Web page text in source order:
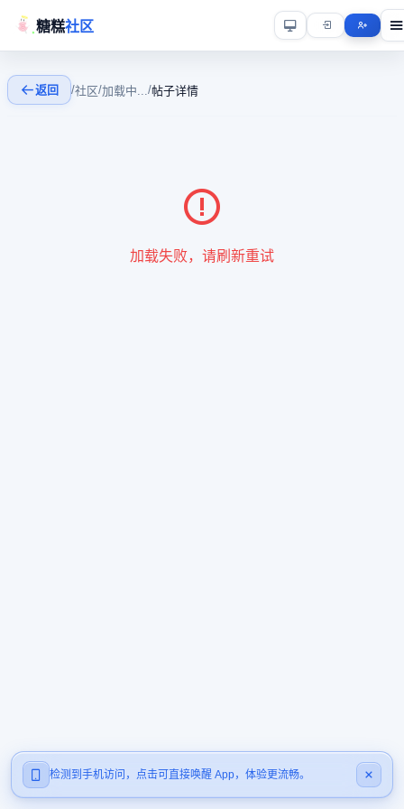
糖糕社区
检测到手机访问，点击可直接唤醒 App，体验更流畅。
返回 /社区/加载中.../帖子详情
加载失败，请刷新重试